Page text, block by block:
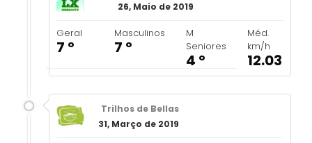
26, Maio de 2019
Geral
7 º
Masculinos
7 º
M
Seniores
4 º
Méd.
km/h
12.03
Trilhos de Bellas
31, Março de 2019